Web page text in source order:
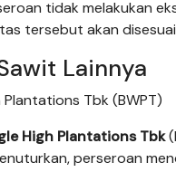
tidak melakukan
tersebut akan
Lainnya
Plantations Tbk (BWPT)
High Plantations Tbk
perseroan